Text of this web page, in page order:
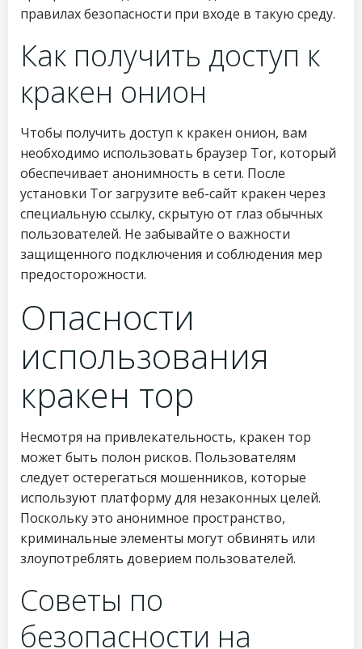
правилах безопасности при входе в такую среду.
Как получить доступ к
кракен онион
Чтобы получить доступ к кракен онион, вам
необходимо использовать браузер Tor, который
обеспечивает анонимность в сети. После
установки Tor загрузите веб-сайт кракен через
специальную ссылку, скрытую от глаз обычных
пользователей. Не забывайте о важности
защищенного подключения и соблюдения мер
предосторожности.
Опасности
использования
кракен тор
Несмотря на привлекательность, кракен тор
может быть полон рисков. Пользователям
следует остерегаться мошенников, которые
используют платформу для незаконных целей.
Поскольку это анонимное пространство,
криминальные элементы могут обвинять или
злоупотреблять доверием пользователей.
Советы по
безопасности на